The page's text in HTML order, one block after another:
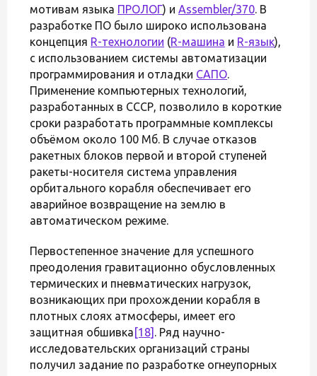
мотивам языка ПРОЛОГ) и Assembler/370. В
разработке ПО было широко использована
концепция R-технологии (R-машина и R-язык),
с использованием системы автоматизации
программирования и отладки САПО.
Применение компьютерных технологий,
разработанных в СССР, позволило в короткие
сроки разработать программные комплексы
объёмом около 100 Мб. В случае отказов
ракетных блоков первой и второй ступеней
ракеты-носителя система управления
орбитального корабля обеспечивает его
аварийное возвращение на землю в
автоматическом режиме.
Первостепенное значение для успешного
преодоления гравитационно обусловленных
термических и пневматических нагрузок,
возникающих при прохождении корабля в
плотных слоях атмосферы, имеет его
защитная обшивка [18] . Ряд научно-
исследовательских организаций страны
получил задание по разработке огнеупорных